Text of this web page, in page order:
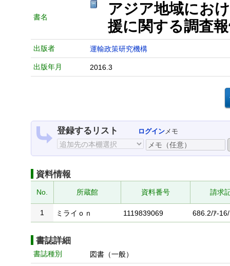
書名
アジア地域にお
援に関する調査
出版者 運輸政策研究機構
出版年月 2016.3
登録するリスト ログインメモ
資料情報
No. 所蔵館 資料番号 請求
1 ミライｏｎ 1119839069 686.2/ｱ-16/
書誌詳細
書誌種別 図書（一般）